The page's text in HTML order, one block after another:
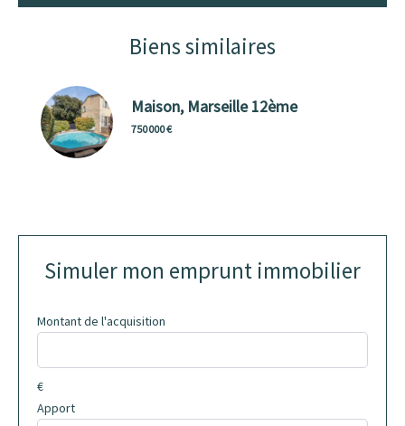
Biens similaires
Maison, Marseille 12ème
750 000 €
Simuler mon emprunt immobilier
Montant de l'acquisition
€
Apport